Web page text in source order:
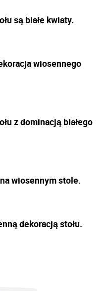
są białe kwiaty.
wiosennego
z dominacją białego
wiosennym stole.
dekoracją stołu.